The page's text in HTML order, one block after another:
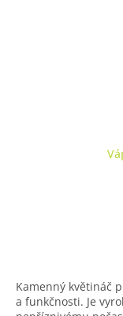
Kamenný květináč
a funkčnosti. Je